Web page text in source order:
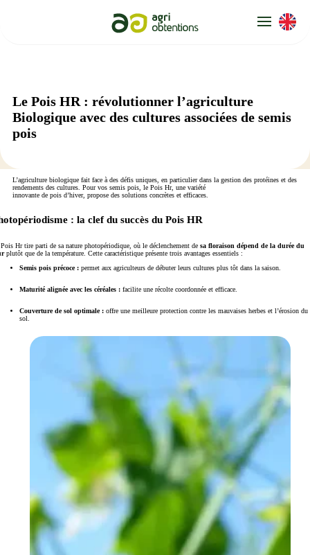
Le Pois HR : révolutionner l’agriculture
Biologique avec des cultures associées de semis
pois
L’agriculture biologique fait face à des défis uniques, en particulier dans la gestion des protéines et des
rendements des cultures. Pour vos semis pois, le Pois Hr, une variété
innovante de pois d’hiver, propose des solutions concrètes et efficaces.
: la clef du succès du Pois HR
Hr tire parti de sa nature photopériodique, où le déclenchement de sa floraison dépend de la durée du
plutôt que de la température. Cette caractéristique présente trois avantages essentiels :
Semis pois précoce : permet aux agriculteurs de débuter leurs cultures plus tôt dans la saison.
Maturité alignée avec les céréales : facilite une récolte coordonnée et efficace.
Couverture de sol optimale : offre une meilleure protection contre les mauvaises herbes et l’érosion du
sol.